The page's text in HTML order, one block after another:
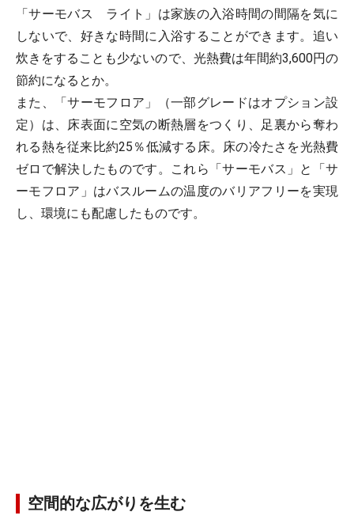
「サーモバス ライト」は家族の入浴時間の間隔を気に
しないで、好きな時間に入浴することができます。追い
炊きをすることも少ないので、光熱費は年間約3,600円の
節約になるとか。
また、「サーモフロア」（一部グレードはオプション設
定）は、床表面に空気の断熱層をつくり、足裏から奪わ
れる熱を従来比約25％低減する床。床の冷たさを光熱費
ゼロで解決したものです。これら「サーモバス」と「サ
ーモフロア」はバスルームの温度のバリアフリーを実現
し、環境にも配慮したものです。
空間的な広がりを生む